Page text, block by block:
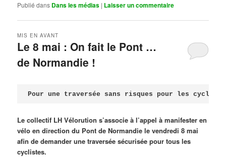
Publié dans Dans les médias | Laisser un commentaire
Le 8 mai : On fait le Pont …
de Normandie !
MIS EN AVANT
Pour une traversée sans risques pour les
Le collectif LH Vélorution s’associe à l’appel à manifester en
vélo en direction du Pont de Normandie le vendredi 8 mai
afin de demander une traversée sécurisée pour tous les
cyclistes.